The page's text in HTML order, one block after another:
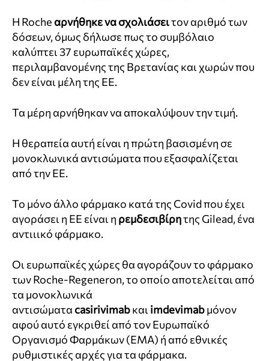
Η Roche αρνήθηκε να σχολιάσειτον αριθμό των
δόσεων, όμως δήλωσε πως το συμβόλαιο
καλύπτει 37 ευρωπαϊκές χώρες,
περιλαμβανομένης της Βρετανίας και χωρών που
δεν είναι μέλη της ΕΕ.
Τα μέρη αρνήθηκαν να αποκαλύψουν την τιμή.
Η θεραπεία αυτή είναι η πρώτη βασισμένη σε
μονοκλωνικά αντισώματα που εξασφαλίζεται
από την ΕΕ.
Το μόνο άλλο φάρμακο κατά της Covid που έχει
αγοράσει η ΕΕ είναι η ρεμδεσιβίρητης Gilead, ένα
αντιιικό φάρμακο.
Οι ευρωπαϊκές χώρες θα αγοράζουν το φάρμακο
των Roche-Regeneron, το οποίο αποτελείται από
τα μονοκλωνικά
αντισώματα casirivimabκαι imdevimabμόνον
αφού αυτό εγκριθεί από τον Ευρωπαϊκό
Οργανισμό Φαρμάκων (EMA) ή από εθνικές
ρυθμιστικές αρχές για τα φάρμακα.